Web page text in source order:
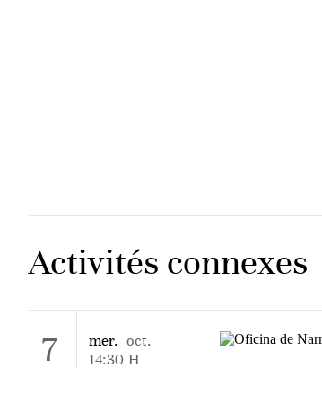
Activités connexes
7 mer. oct.
14:30 H